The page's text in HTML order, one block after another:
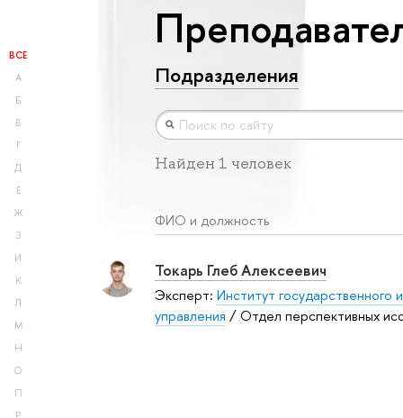
ВСЕ
А
Б
В
Г
Д
Е
Ж
З
И
К
Л
М
Н
О
П
Подразделения
Найден 1 человек
ФИО и должность
Токарь Глеб Алексеевич
Эксперт: Институт государственного
управления / Отдел перспективных